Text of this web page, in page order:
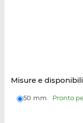
Misure e
50 mm Pronto